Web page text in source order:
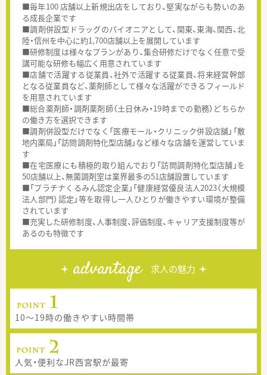
■毎年100 店舗以上新規出店をしており、堅実ながらも勢いのあ
る成長企業です
■調剤併設型ドラッグのパイオニアとして、関東、東海、関西、北
陸・信州を中心に約1,700店舗以上を展開しています
■研修制度は様々なプランがあり、集合研修だけでなく任意で受
講可能な研修も幅広く用意されています
■店舗で活躍する従業員、社外で活躍する従業員、将来経営幹部
となる従業員など、薬剤師として様々な活躍ができるフィールド
を用意されています
■総合薬剤師・調剤薬剤師（土日休み・19時までの勤務）どちらか
の働き方を選択できます
■調剤併設型だけでなく「医療モール・クリニック併設店舗」「敷
地内薬局」「訪問調剤特化型店舗」など様々な店舗を運営していま
す
■在宅医療にも積極的取り組んでおり「訪問調剤特化型店舗」を
50店舗以上、無菌調剤室は業界最多の51店舗設置しています
■「プラチナくるみん認定企業」「健康経営優良法人2023（大規模
法人部門）認定」等を取得し一人ひとりが働きやすい環境が整備
されています
■充実した研修制度、人事制度、評価制度、キャリア支援制度等が
あるのも特徴です
advantage 求人の魅力
10～19時の働きやすい時間帯
人気・便利なJR西宮駅が最寄